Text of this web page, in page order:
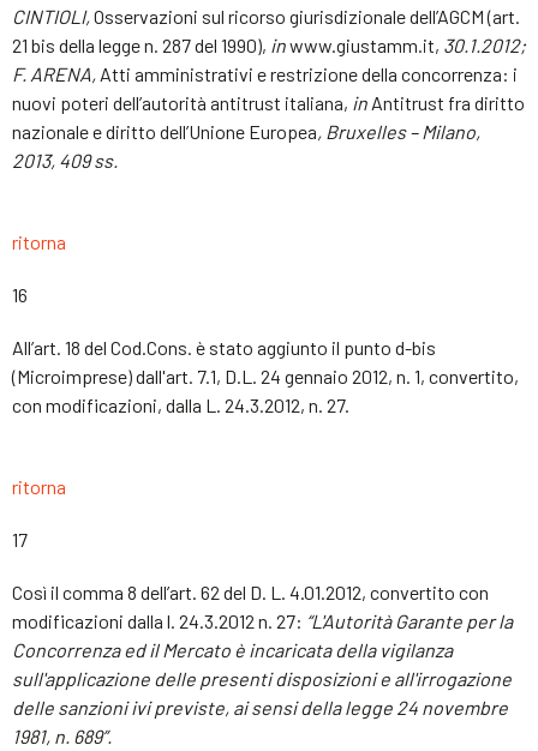
CINTIOLI,Osservazioni sul ricorso giurisdizionale dell’AGCM (art.
21 bis della legge n. 287 del 1990), inwww.giustamm.it, 30.1.2012;
F. ARENA, Atti amministrativi e restrizione della concorrenza: i
nuovi poteri dell’autorità antitrust italiana, in Antitrust fra diritto
nazionale e diritto dell’Unione Europea, Bruxelles – Milano,
2013, 409 ss.
ritorna
16
All’art. 18 del Cod.Cons. è stato aggiunto il punto d-bis
(Microimprese) dall'art. 7.1, D.L. 24 gennaio 2012, n. 1, convertito,
con modificazioni, dalla L. 24.3.2012, n. 27.
ritorna
17
Così il comma 8 dell’art. 62 del D. L. 4.01.2012, convertito con
modificazioni dalla l. 24.3.2012 n. 27: “L'Autorità Garante per la
Concorrenza ed il Mercato è incaricata della vigilanza
sull'applicazione delle presenti disposizioni e all'irrogazione
delle sanzioni ivi previste, ai sensi della legge 24 novembre
1981, n. 689”.